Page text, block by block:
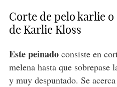
Corte de pelo karlie
de Karlie Kloss
Este peinadoconsiste en
melena hasta que
y muy despuntado. Se